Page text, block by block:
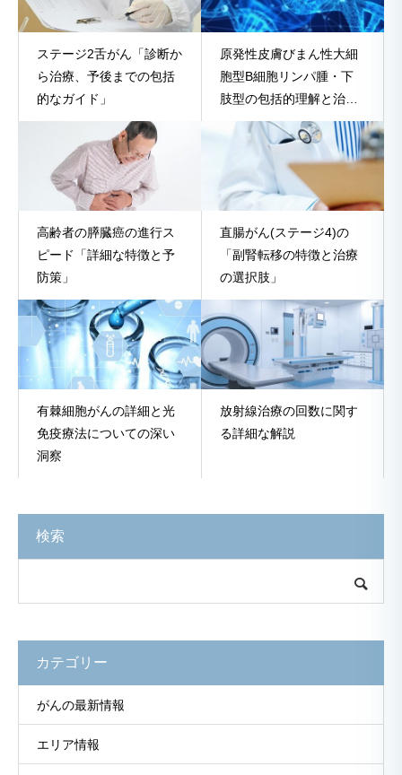
ステージ2舌がん「診断か
ら治療、予後までの包括
的なガイド」
原発性皮膚びまん性大細
胞型B細胞リンパ腫・下
肢型の包括的理解と治療
アプローチ
高齢者の膵臓癌の進行ス
ピード「詳細な特徴と予
防策」
直腸がん(ステージ4)の
「副腎転移の特徴と治療
の選択肢」
有棘細胞がんの詳細と光
免疫療法についての深い
洞察
放射線治療の回数に関す
る詳細な解説
検索
カテゴリー
がんの最新情報
エリア情報